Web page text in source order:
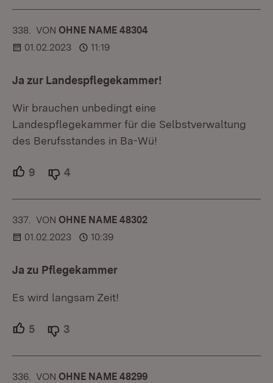
338. KOMMENTAR
VON :OHNE NAME 48304
01.02.2023
11:19
Ja zur Landespflegekammer!
Wir brauchen unbedingt eine
Landespflegekammer für die Selbstverwaltung
des Berufsstandes in Ba-Wü!
9 Unterstützer.
4
337. KOMMENTAR
VON :OHNE NAME 48302
01.02.2023
10:39
Ja zu Pflegekammer
Es wird langsam Zeit!
5 Unterstützer.
3
336. KOMMENTAR
VON :OHNE NAME 48299